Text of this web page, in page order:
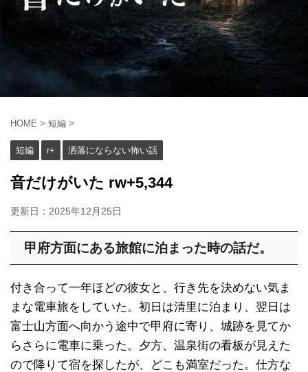
HOME > 短編 >
短編 r+ 洒落にならない怖い話
音だけがいた rw+5,344
更新日： 2025年12月25日
甲府方面にある旅館に泊まった時の話だ。
付き合って一年ほどの彼女と、行き先を決めない気ま
まな電車旅をしていた。初日は清里に泊まり、翌日は
富士山方面へ向かう途中で甲府に寄り、城跡を見てか
らさらに電車に乗った。夕方、温泉街の看板が見えた
ので降りて宿を探したが、どこも満室だった。仕方な